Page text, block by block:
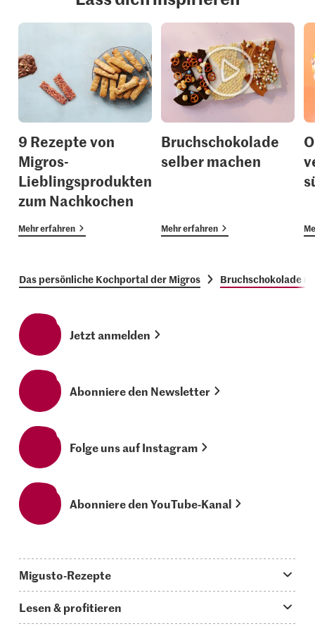
9 Rezepte von
Migros-
Lieblingsprodukten
zum Nachkochen
Mehr erfahren
Bruchschokolade
selber machen
Mehr erfahren
Das persönliche Kochportal der Migros Bruchschokolade
Jetzt anmelden
Abonniere den Newsletter
Folge uns auf Instagram
Abonniere den YouTube-Kanal
Migusto-Rezepte
Was koche ich heute?
Lesen & profitieren